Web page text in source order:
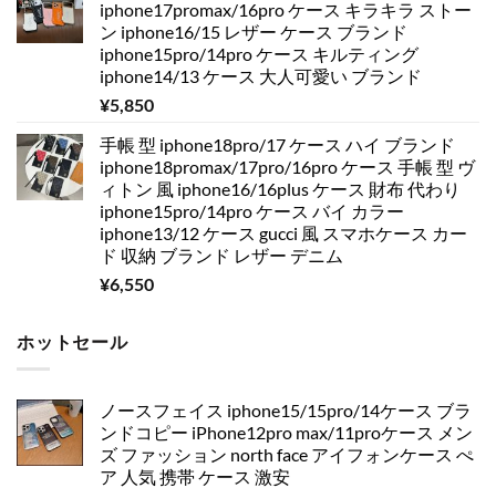
iphone17promax/16pro ケース キラキラ ストー
ン iphone16/15 レザー ケース ブランド
iphone15pro/14pro ケース キルティング
iphone14/13 ケース 大人可愛い ブランド
¥5,850
手帳 型 iphone18pro/17 ケース ハイ ブランド
iphone18promax/17pro/16pro ケース 手帳 型 ヴ
ィトン 風 iphone16/16plus ケース 財布 代わり
iphone15pro/14pro ケース バイ カラー
iphone13/12 ケース gucci 風 スマホケース カー
ド 収納 ブランド レザー デニム
¥6,550
ホットセール
ノースフェイス iphone15/15pro/14ケース ブラ
ンドコピー iPhone12pro max/11proケース メン
ズ ファッション north face アイフォンケース ぺ
ア 人気 携帯 ケース 激安